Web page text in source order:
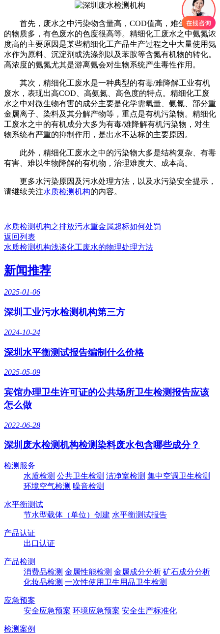
首先，废水之中污染物含量高，COD值高，难生物降解
的物质多，有色废水的色度很高等。精细化工废水之中氨氮浓
度高的主要原因是某些精细化工产品生产过程之中大量使用氨
水作为原料、沉淀剂或洗涤剂以及苯胺等含氮有机物的转化。
高浓度的氨氮尤其是游离氨会对生物系统产生毒性作用。
其次，精细化工废水是一种典型的有毒/难降解工业有机
废水，表现出高COD、高氨氮、高色度的特点。精细化工废
水之中对微生物有害的成分主要是化学需氧量、氨氮、部分重
金属离子、染料及其分解产物等，重点是有机污染物。精细化
工废水之中的有机成分大多为有毒/难降解有机污染物，对生
物系统有严重的抑制作用，是出水不达标的主要原因。
此外，精细化工废水之中的污染物大多是结构复杂、有毒
有害、难以生物降解的有机物，治理难度大、成本高。
更多水污染原因及污水处理方法，以及水污染安全提示，
请继续关注水质检测机构的内容。
水质检测机构之排放污水重金属超标如何处罚
返回列表
水质检测机构浅谈化工废水的物理处理方法
新闻推荐
2025-01-06
深圳工业污水检测机构第三方
2024-10-24
深圳水平衡测试报告编制什么价格
2025-05-09
宾馆办理卫生许可证的公共场所卫生检测报告应该
怎么做
2022-06-28
深圳废水检测机构检测染料废水包含哪些成分？
检测服务
水质检测 公共卫生检测 洁净室检测 集中空调卫生检测
环境空气检测 噪音检测
水平衡测试
节水型载体（单位）创建 水平衡测试报告
产品认证
出口认证
产品检测
消费品检测 金属性能检测 金属成分分析 矿石成分分析
化妆品检测 一次性使用卫生用品卫生检测
应急预案
安全应急预案 环境应急预案 安全生产标准化
检测案例